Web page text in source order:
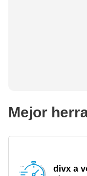
Mejor
divx a